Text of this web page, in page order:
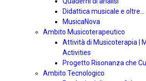
Didattica musicale e oltre…
MusicaNova
Ambito Musicoterapeutico
Attività di Musicoterapia |
Activities
Progetto Risonanza che
Ambito Tecnologico